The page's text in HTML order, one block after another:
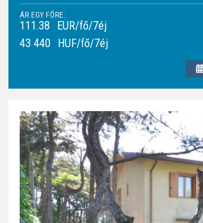
ÁR EGY FŐRE:
111.38
EUR/fő/7éj
43 440
HUF/fő/7éj